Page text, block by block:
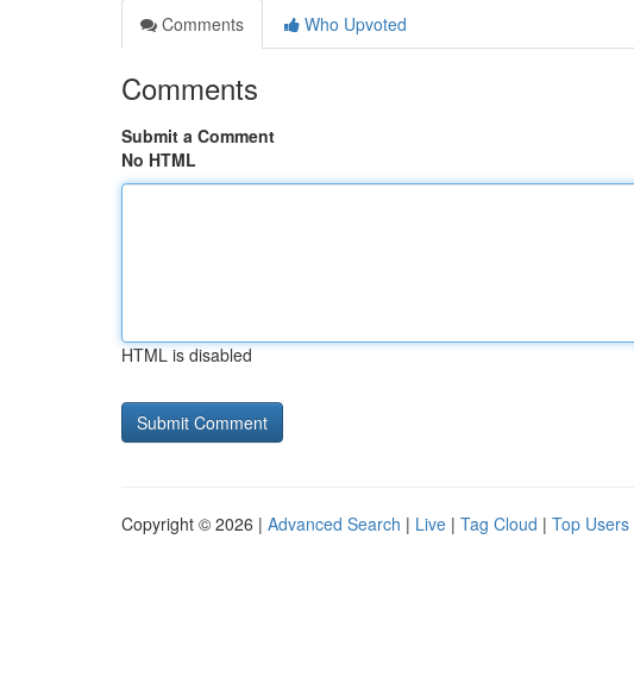
Comments
Who Upvoted
Comments
Submit a Comment
No HTML
HTML is disabled
Copyright © 2026 | Advanced Search | Live | Tag Cloud | Top Users